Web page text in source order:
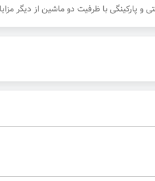
پارکینگی با ظرفیت دو ماشین از دیگر